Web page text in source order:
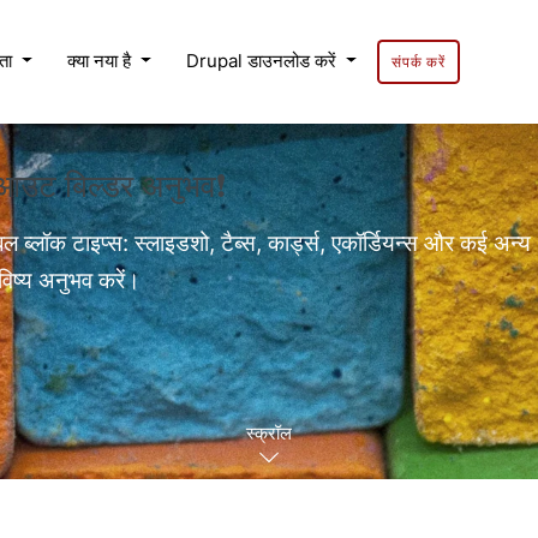
क्या नया है Drupal डाउनलोड करें संपर्क करें
बिल्डर अनुभव❗
ब्लॉक टाइप्स: स्लाइडशो, टैब्स, कार्ड्स, एकॉर्डियन्स और कई
अनुभव करें।
स्क्रॉल